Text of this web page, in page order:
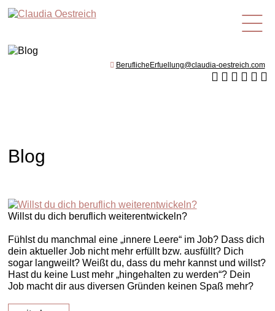
de
BeruflicheErfuellung@claudia-oestreich.com
Blog
Willst du dich beruflich weiterentwickeln?
Fühlst du manchmal eine „innere Leere“ im Job? Dass dich
dein aktueller Job nicht mehr erfüllt bzw. ausfüllt? Dich
sogar langweilt? Weißt du, dass du mehr kannst und willst?
Hast du keine Lust mehr „hingehalten zu werden“? Dein
Job macht dir aus diversen Gründen keinen Spaß mehr?